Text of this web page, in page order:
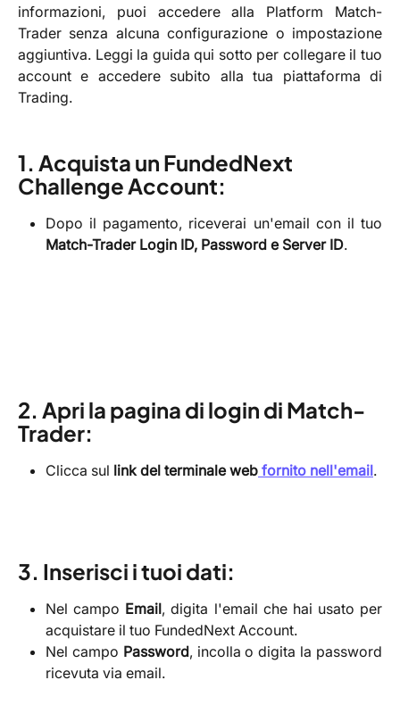
informazioni, puoi accedere alla Platform Match-
Trader senza alcuna configurazione o impostazione
aggiuntiva. Leggi la guida qui sotto per collegare il tuo
account e accedere subito alla tua piattaforma di
Trading.
1. Acquista un FundedNext
Challenge Account:
Dopo il pagamento, riceverai un'email con il tuo
Match-Trader Login ID, Password e Server ID.
2. Apri la pagina di login di Match-
Trader:
Clicca sul link del terminale web fornito nell'email.
3. Inserisci i tuoi dati:
Nel campo Email, digita l'email che hai usato per
acquistare il tuo FundedNext Account.
Nel campo Password, incolla o digita la password
ricevuta via email.